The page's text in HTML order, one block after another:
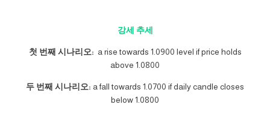
강세 추세
첫 번째 시나리오: a rise towards 1.0900 level if price holds
above 1.0800
두 번째 시나리오: a fall towards 1.0700 if daily candle closes
below 1.0800